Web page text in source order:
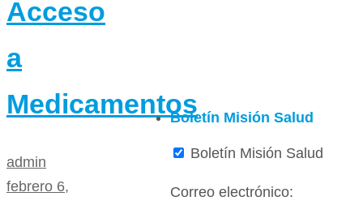
Acceso
a
Medicamentos
admin
febrero 6,
Boletín Misión Salud
Boletín Misión Salud
Correo electrónico: